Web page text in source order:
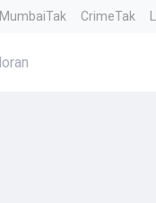
MumbaiTak CrimeTak